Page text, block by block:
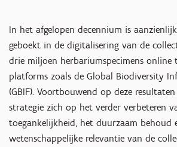
In het afgelopen decennium is
geboekt in de digitalisering van de
drie miljoen herbariumspecimens online
platforms zoals de Global Biodiversity
(GBIF). Voortbouwend op deze
strategie zich op het verder verbeteren
toegankelijkheid, het duurzaam behoud
wetenschappelijke relevantie van de